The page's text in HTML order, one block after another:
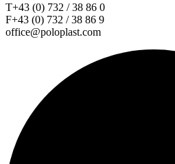
T+43 (0) 732 / 38 86 0
F+43 (0) 732 / 38 86 9
office@poloplast.com